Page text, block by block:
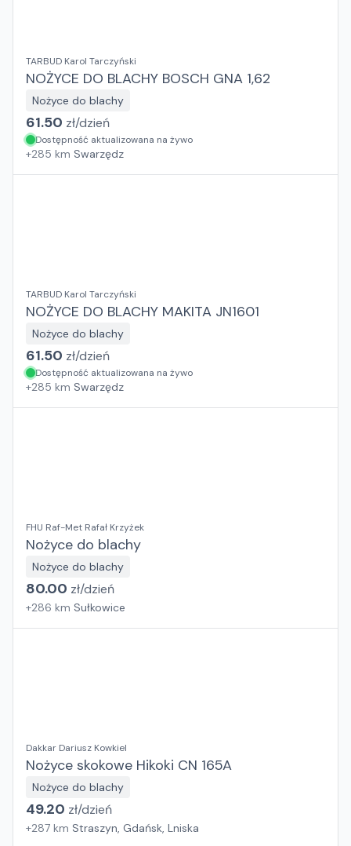
TARBUD Karol Tarczyński
NOŻYCE DO BLACHY BOSCH GNA 1,62
Nożyce do blachy
61.50 zł/dzień
Dostępność aktualizowana na żywo
+285 km Swarzędz
TARBUD Karol Tarczyński
NOŻYCE DO BLACHY MAKITA JN1601
Nożyce do blachy
61.50 zł/dzień
Dostępność aktualizowana na żywo
+285 km Swarzędz
FHU Raf-Met Rafał Krzyżek
Nożyce do blachy
Nożyce do blachy
80.00 zł/dzień
+286 km Sułkowice
Dakkar Dariusz Kowkiel
Nożyce skokowe Hikoki CN 165A
Nożyce do blachy
49.20 zł/dzień
+287 km Straszyn, Gdańsk, Lniska